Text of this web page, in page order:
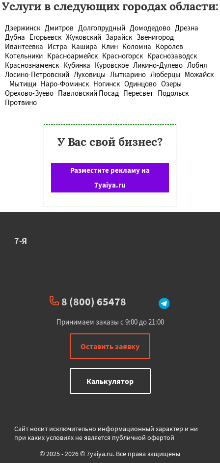
Услуги в следующих городах области:
Дзержинск Дмитров Долгопрудный Домодедово Дрезна
Дубна Егорьевск Жуковский Зарайск Звенигород
Ивантеевка Истра Кашира Клин Коломна Королев
Котельники Красноармейск Красногорск Краснозаводск
Краснознаменск Кубинка Куровское Ликино-Дулево Лобня
Лосино-Петровский Луховицы Лыткарино Люберцы Можайск
Мытищи Наро-Фоминск Ногинск Одинцово Озеры
Орехово-Зуево Павловский Посад Пересвет Подольск
Протвино
У Вас свой бизнес?
Разместите рекламу на
7yaiya.ru
7-Я
8 (800) 65478
Принимаем заказы с 9:00 до 21:00
Оставить заявку
Калькулятор
Сайт носит исключительно информационный характер и ни
при каких условиях не является публичной офертой
© 2025 - 2026 © 7yaiya.ru. Все права защищены